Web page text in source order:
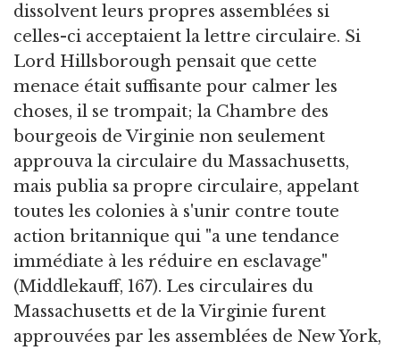
dissolvent leurs propres assemblées si
celles-ci acceptaient la lettre circulaire. Si
Lord Hillsborough pensait que cette
menace était suffisante pour calmer les
choses, il se trompait; la Chambre des
bourgeois de Virginie non seulement
approuva la circulaire du Massachusetts,
mais publia sa propre circulaire, appelant
toutes les colonies à s'unir contre toute
action britannique qui "a une tendance
immédiate à les réduire en esclavage"
(Middlekauff, 167). Les circulaires du
Massachusetts et de la Virginie furent
approuvées par les assemblées de New York,